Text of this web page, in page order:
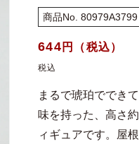
商品No. 80979A3799
通
常
格
644 円（税込）
税込
まるで琥珀ででき
味を持った、高さ
ィギュアです。屋